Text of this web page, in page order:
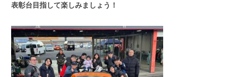
表彰台目指して楽しみましょう！